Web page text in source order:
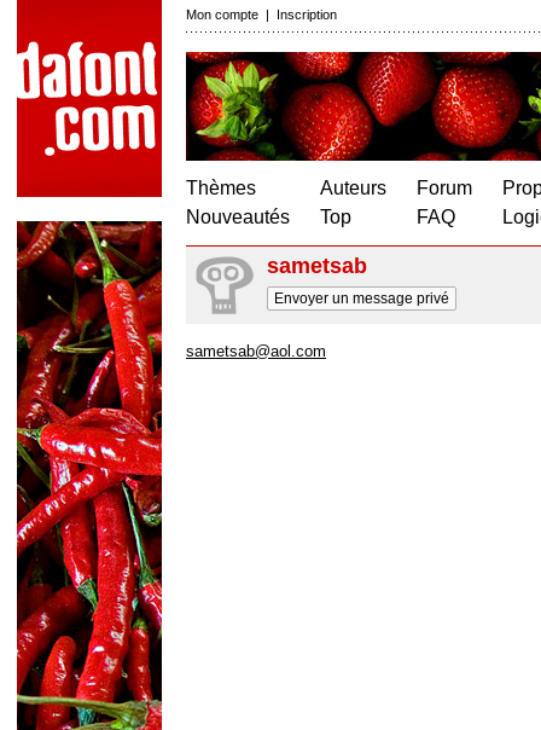
Mon compte | Inscription
Thèmes
Nouveautés
Auteurs
Top
Forum
FAQ
sametsab
Envoyer un message privé
sametsab@aol.com